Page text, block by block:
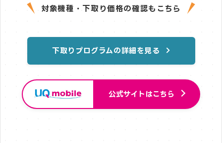
対象機種・下取り価格の確認もこちら
下取りプログラムの詳細を見る
公式サイトはこちら